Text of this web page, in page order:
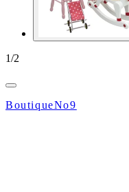
1/2
BoutiqueNo9